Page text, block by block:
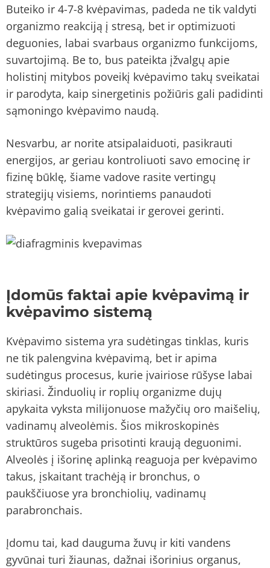
Buteiko ir 4-7-8 kvėpavimas, padeda ne tik valdyti
organizmo reakciją į stresą, bet ir optimizuoti
deguonies, labai svarbaus organizmo funkcijoms,
suvartojimą. Be to, bus pateikta įžvalgų apie
holistinį mitybos poveikį kvėpavimo takų sveikatai
ir parodyta, kaip sinergetinis požiūris gali padidinti
sąmoningo kvėpavimo naudą.
Nesvarbu, ar norite atsipalaiduoti, pasikrauti
energijos, ar geriau kontroliuoti savo emocinę ir
fizinę būklę, šiame vadove rasite vertingų
strategijų visiems, norintiems panaudoti
kvėpavimo galią sveikatai ir gerovei gerinti.
Įdomūs faktai apie kvėpavimą ir
kvėpavimo sistemą
Kvėpavimo sistema yra sudėtingas tinklas, kuris
ne tik palengvina kvėpavimą, bet ir apima
sudėtingus procesus, kurie įvairiose rūšyse labai
skiriasi. Žinduolių ir roplių organizme dujų
apykaita vyksta milijonuose mažyčių oro maišelių,
vadinamų alveolėmis. Šios mikroskopinės
struktūros sugeba prisotinti kraują deguonimi.
Alveolės į išorinę aplinką reaguoja per kvėpavimo
takus, įskaitant trachėją ir bronchus, o
paukščiuose yra bronchiolių, vadinamų
parabronchais.
Įdomu tai, kad dauguma žuvų ir kiti vandens
gyvūnai turi žiaunas, dažnai išorinius organus,